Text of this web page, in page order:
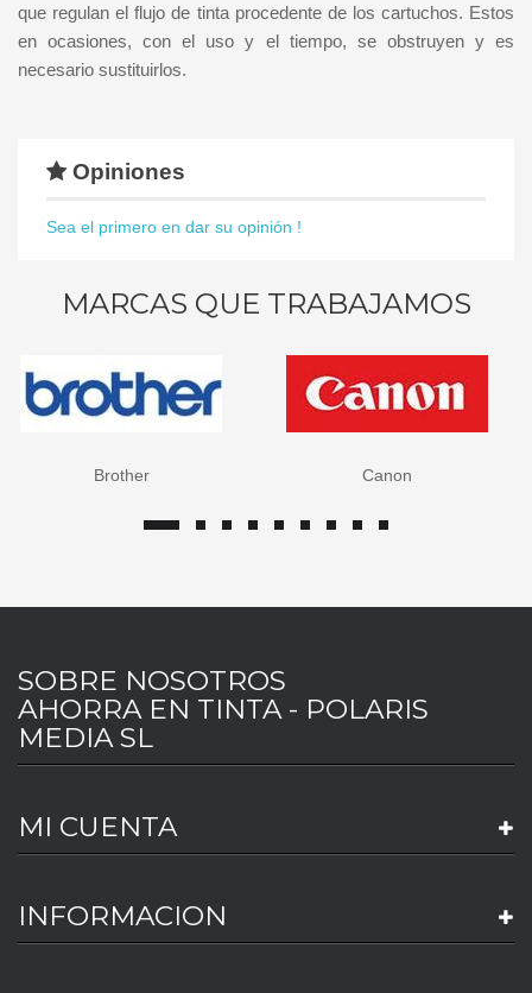
que regulan el flujo de tinta procedente de los cartuchos. Estos
en ocasiones, con el uso y el tiempo, se obstruyen y es
necesario sustituirlos.
Opiniones
Sea el primero en dar su opinión !
MARCAS QUE TRABAJAMOS
Brother Canon
SOBRE NOSOTROS
AHORRA EN TINTA - POLARIS
MEDIA SL
MI CUENTA
INFORMACION